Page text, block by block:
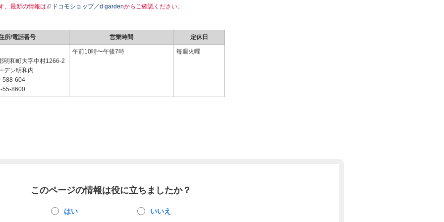
。最新の情報は ドコモショップ／d gardenからご確認ください。
所/電話番号 営業時間 定休日
明和町大字中村1266-2
デン明和内
588-604
55-8600
午前10時〜午後7時 毎週火曜
このページの情報は役に立ちましたか？
はい いいえ